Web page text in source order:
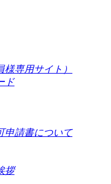
専用サイト）
ド
申請書について
拶